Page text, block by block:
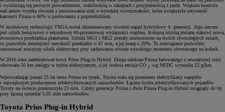
i wyróżniają się pewnym prowadzeniem, stabilnością w zakrętach i przyjemnością z jazdy. Większa kontrola
nad autem wynika również z zastosowania stali o wysokiej wytrzymałości, która zwiększyła sztywność
karoserii Priusa o 60% w porównaniu z poprzednikiem.
W modułowej technologii TNGA został skonstruowany również napęd hybrydowy 4. generacji. Jego sercem
jest silnik benzynowy o rekordowej 40-procentowej wydajności cieplnej. Kolejną istotną zmianę stanowi nowa,
dwuosiowa przekładnia planetarna. Silniki MG1 i MG2 zostały umieszczone na dwóch równoległych osiach,
co pozwoliło zmniejszyć szerokość przekładni o 47 mm, a jej masę o 20%. To rozwiązanie pozwoliło
zastosować mniejszy silnik elektryczny przy zachowaniu równie wysokiego momentu obrotowego na kołach.
W 2016 roku zadebiutował nowy Prius Plug-in Hybrid. Druga odsłona Priusa ładowanego z zewnętrznej sieci
oferowała 50 km zasięgu w trybie elektrycznym, a jej średnia emisja CO 2 wg NEDC wynosiła 22 g/km.
Wprowadzając ponad 25 lat temu Priusa na rynek, Toyota stała się pionierem elektryfikacji napędów
i największym producentem zelektryfikowanych samochodów. Łączna liczba zelektryfikowanych pojazdów
Toyoty na świecie przekroczyła 23 mln. Cztery generacje Priusa i dwie Priusa Plug-in Hybrid osiągnęły do tej
pory łączną sprzedaż 5,05 mln samochodów.
Toyota Prius Plug-in Hybrid